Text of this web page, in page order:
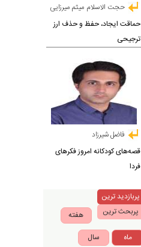
حجت الاسلام میثم میرزایی
حماقت ایجاد، حفظ و حذف ارز
ترجیحی
فاضل شیرزاد
قصه‌های کودکانه امروز فکرهای
فردا
پربازدید ترین
پربحث ترین
هفته
ماه
سال